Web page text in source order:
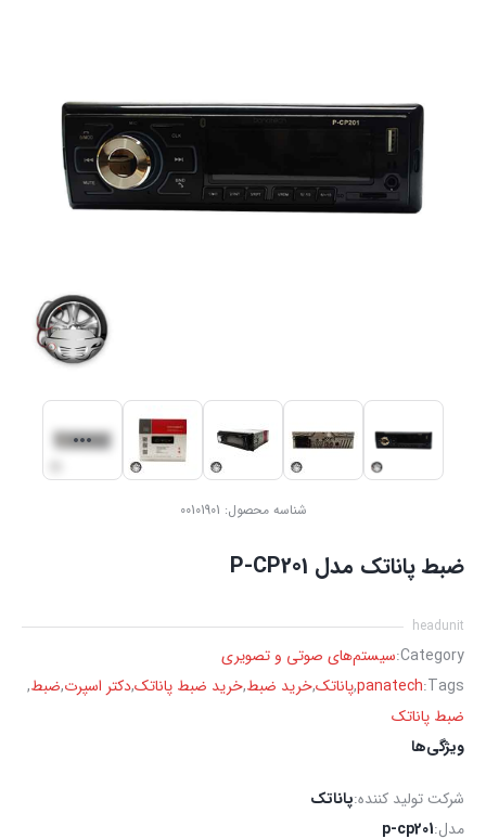
شناسه محصول: 00101901
ضبط پاناتک مدل P-CP201
headunit
Category: سیستم‌های صوتی و تصویری
Tags:
panatech
,پاناتک,خرید ضبط,خرید ضبط پاناتک,دکتر اسپرت,ضبط,
ضبط پاناتک
ویژگی‌ها
شرکت تولید کننده:پاناتک
مدل:p-cp201